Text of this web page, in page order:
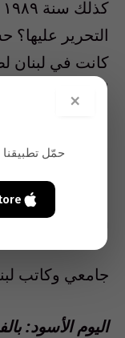
التحرير
كانت في لبنان
الممانعة،
عون هذا الامر
اللبنانيين
جامعي وكاتب
اليوم الأسود:
×
حمّل